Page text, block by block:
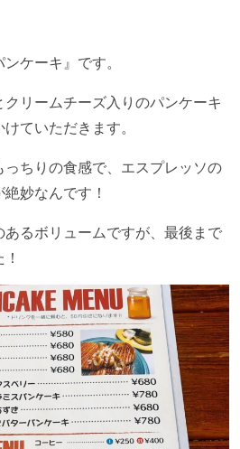
ケーキ』です。
リームチーズ入りのパンケーキ
ていただきます。
ちりの食感で、エスプレッソの
妙なんです！
るボリュームですが、最後まで